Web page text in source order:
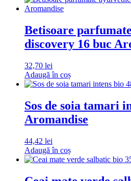
Betisoare
discovery 16 buc
32,70 lei
Adaugă în coș
Sos de soia tamari
Aromandise
44,42 lei
Adaugă în coș